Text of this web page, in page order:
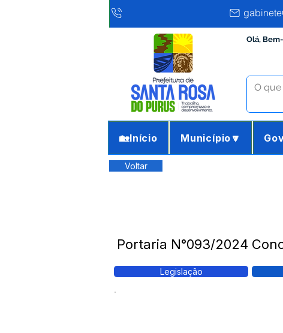
Olá,
🏡Início Município🔽
Voltar
Portaria N°093/2024
Legislação